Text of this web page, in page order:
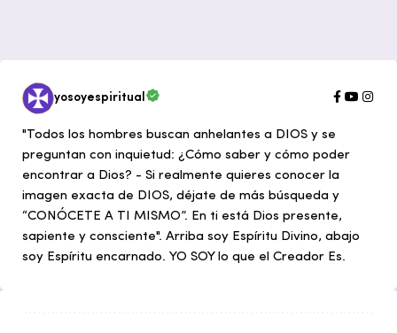
yosoyespiritual
"Todos los hombres buscan anhelantes a DIOS y se
preguntan con inquietud: ¿Cómo saber y cómo poder
encontrar a Dios? - Si realmente quieres conocer la
imagen exacta de DIOS, déjate de más búsqueda y
“CONÓCETE A TI MISMO”. En ti está Dios presente,
sapiente y consciente". Arriba soy Espíritu Divino, abajo
soy Espíritu encarnado. YO SOY lo que el Creador Es.